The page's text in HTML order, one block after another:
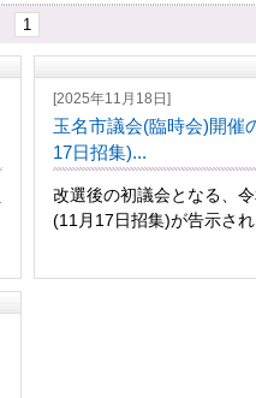
1
[2025年11月18日]
玉名市議会(臨時会)開催
17日招集)...
改選後の初議会となる、
(11月17日招集)が告示さ